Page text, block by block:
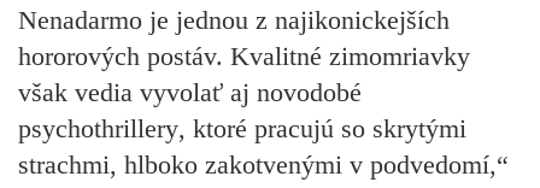
Nenadarmo je jednou z najikonickejších
hororových postáv. Kvalitné zimomriavky
však vedia vyvolať aj novodobé
psychothrillery, ktoré pracujú so skrytými
strachmi, hlboko zakotvenými v podvedomí,“